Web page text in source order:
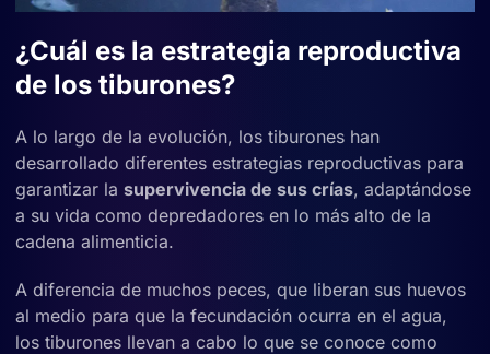
¿Cuál es la estrategia reproductiva
de los tiburones?
A lo largo de la evolución, los tiburones han
desarrollado diferentes estrategias reproductivas para
garantizar la supervivencia de sus crías, adaptándose
a su vida como depredadores en lo más alto de la
cadena alimenticia.
A diferencia de muchos peces, que liberan sus huevos
al medio para que la fecundación ocurra en el agua,
los tiburones llevan a cabo lo que se conoce como